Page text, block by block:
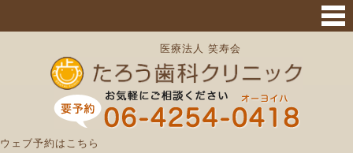
サイトマップ
医療法人 笑寿会
ウェブ予約はこちら